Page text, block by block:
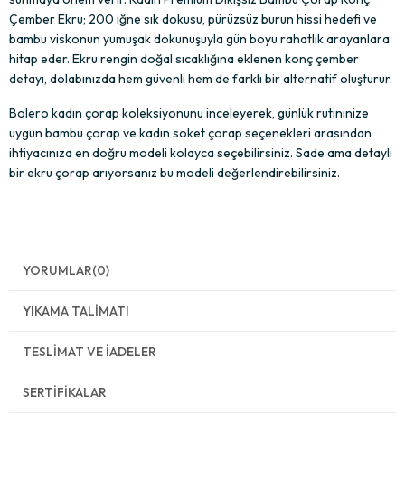
Çember Ekru; 200 iğne sık dokusu, pürüzsüz burun hissi hedefi ve
bambu viskonun yumuşak dokunuşuyla gün boyu rahatlık arayanlara
hitap eder. Ekru rengin doğal sıcaklığına eklenen konç çember
detayı, dolabınızda hem güvenli hem de farklı bir alternatif oluşturur.
Bolero kadın çorap koleksiyonunu inceleyerek, günlük rutininize
uygun bambu çorap ve kadın soket çorap seçenekleri arasından
ihtiyacınıza en doğru modeli kolayca seçebilirsiniz. Sade ama detaylı
bir ekru çorap arıyorsanız bu modeli değerlendirebilirsiniz.
YORUMLAR(0)
YIKAMA TALIMATI
TESLIMAT VE İADELER
SERTIFIKALAR